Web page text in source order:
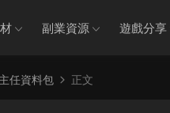
副業資源 遊戲分享
任資料包 正文